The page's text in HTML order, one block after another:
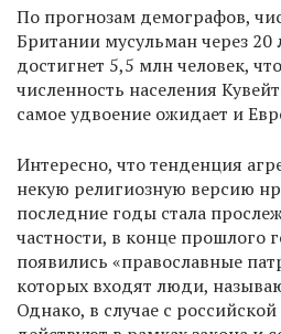
По прогнозам демографов,
Британии мусульман через 20
достигнет 5,5 млн человек,
численность населения
самое удвоение ожидает и
Интересно, что тенденция
некую религиозную версию
последние годы стала
частности, в конце прошлого
появились «православные
которых входят люди,
Однако, в случае с